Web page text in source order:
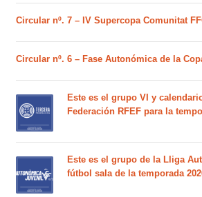
Circular nº. 7 – IV Supercopa Comunitat
Circular nº. 6 – Fase Autonómica de la
Este es el grupo VI y
Federación RFEF para la
Este es el grupo de la Lliga
fútbol sala de la temporada